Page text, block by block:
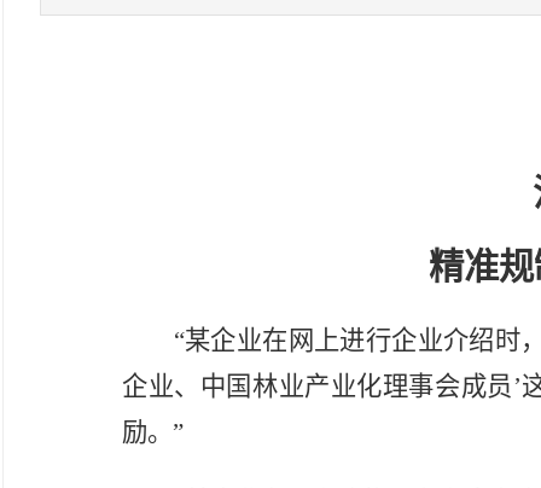
精准
“某企业在网上进行企业介绍时
企业、中国林业产业化理事会成员’
励。”